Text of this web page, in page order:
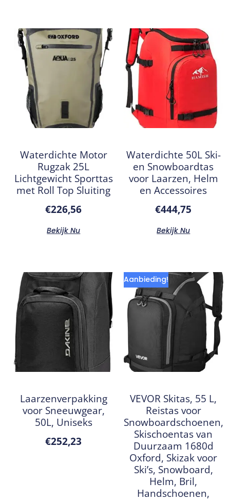
Waterdichte Motor
Rugzak 25L
Lichtgewicht Sporttas
met Roll Top Sluiting
€226,56
Bekijk Nu
Waterdichte 50L Ski-
en Snowboardtas
voor Laarzen, Helm
en Accessoires
€444,75
Bekijk Nu
Laarzenverpakking
voor Sneeuwgear,
50L, Uniseks
€252,23
Aanbieding!
VEVOR Skitas, 55 L,
Reistas voor
Snowboardschoenen,
Skischoentas van
Duurzaam 1680d
Oxford, Skizak voor
Ski’s, Snowboard,
Helm, Bril,
Handschoenen,